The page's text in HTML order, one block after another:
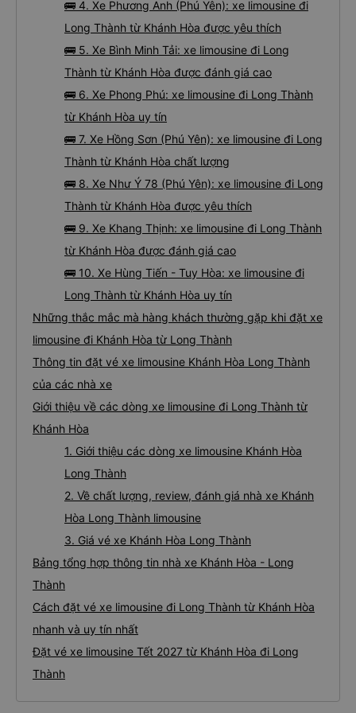
🚌 4. Xe Phương Anh (Phú Yên): xe limousine đi
Long Thành từ Khánh Hòa được yêu thích
🚌 5. Xe Bình Minh Tải: xe limousine đi Long
Thành từ Khánh Hòa được đánh giá cao
🚌 6. Xe Phong Phú: xe limousine đi Long Thành
từ Khánh Hòa uy tín
🚌 7. Xe Hồng Sơn (Phú Yên): xe limousine đi Long
Thành từ Khánh Hòa chất lượng
🚌 8. Xe Như Ý 78 (Phú Yên): xe limousine đi Long
Thành từ Khánh Hòa được yêu thích
🚌 9. Xe Khang Thịnh: xe limousine đi Long Thành
từ Khánh Hòa được đánh giá cao
🚌 10. Xe Hùng Tiến - Tuy Hòa: xe limousine đi
Long Thành từ Khánh Hòa uy tín
Những thắc mắc mà hàng khách thường gặp khi đặt xe
limousine đi Khánh Hòa từ Long Thành
Thông tin đặt vé xe limousine Khánh Hòa Long Thành
của các nhà xe
Giới thiệu về các dòng xe limousine đi Long Thành từ
Khánh Hòa
1. Giới thiệu các dòng xe limousine Khánh Hòa
Long Thành
2. Về chất lượng, review, đánh giá nhà xe Khánh
Hòa Long Thành limousine
3. Giá vé xe Khánh Hòa Long Thành
Bảng tổng hợp thông tin nhà xe Khánh Hòa - Long
Thành
Cách đặt vé xe limousine đi Long Thành từ Khánh Hòa
nhanh và uy tín nhất
Đặt vé xe limousine Tết 2027 từ Khánh Hòa đi Long
Thành